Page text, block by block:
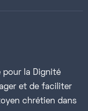
pour la Dignité
et de faciliter
chrétien dans